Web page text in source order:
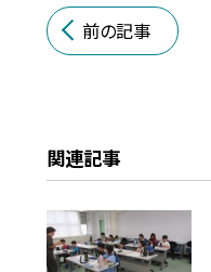
前の記事
関連記事